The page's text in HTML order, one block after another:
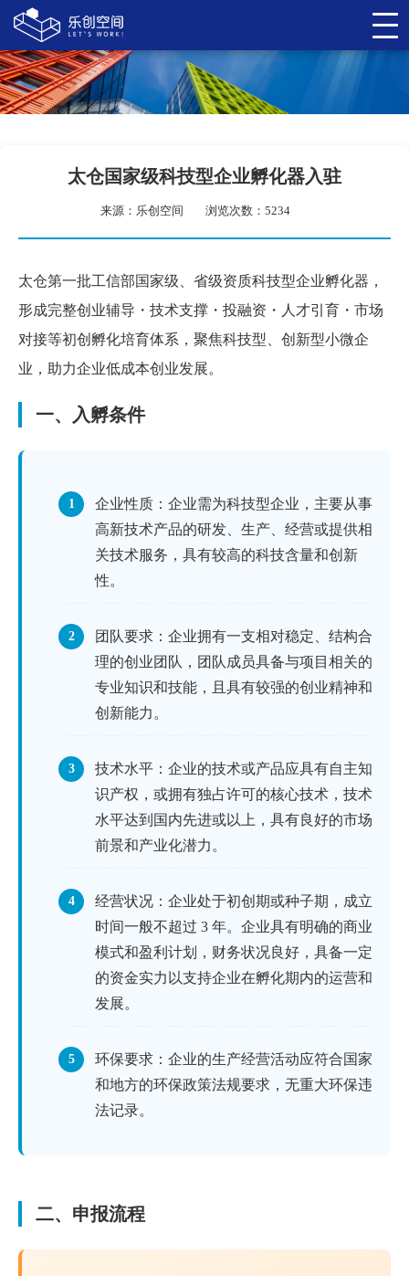
太仓国家级科技型企业孵化器入驻
来源：乐创空间 浏览次数：5234
太仓第一批工信部国家级、省级资质科技型企业孵化器，
形成完整创业辅导・技术支撑・投融资・人才引育・市场
对接等初创孵化培育体系，聚焦科技型、创新型小微企
业，助力企业低成本创业发展。
一、入孵条件
1
企业性质：企业需为科技型企业，主要从事
高新技术产品的研发、生产、经营或提供相
关技术服务，具有较高的科技含量和创新
性。
2
团队要求：企业拥有一支相对稳定、结构合
理的创业团队，团队成员具备与项目相关的
专业知识和技能，且具有较强的创业精神和
创新能力。
3
技术水平：企业的技术或产品应具有自主知
识产权，或拥有独占许可的核心技术，技术
水平达到国内先进或以上，具有良好的市场
前景和产业化潜力。
4
经营状况：企业处于初创期或种子期，成立
时间一般不超过 3 年。企业具有明确的商业
模式和盈利计划，财务状况良好，具备一定
的资金实力以支持企业在孵化期内的运营和
发展。
5
环保要求：企业的生产经营活动应符合国家
和地方的环保政策法规要求，无重大环保违
法记录。
二、申报流程